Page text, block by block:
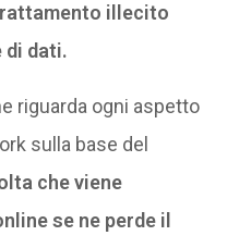
illecito
di dati.
riguarda ogni aspetto
sulla base del
che viene
se ne perde il